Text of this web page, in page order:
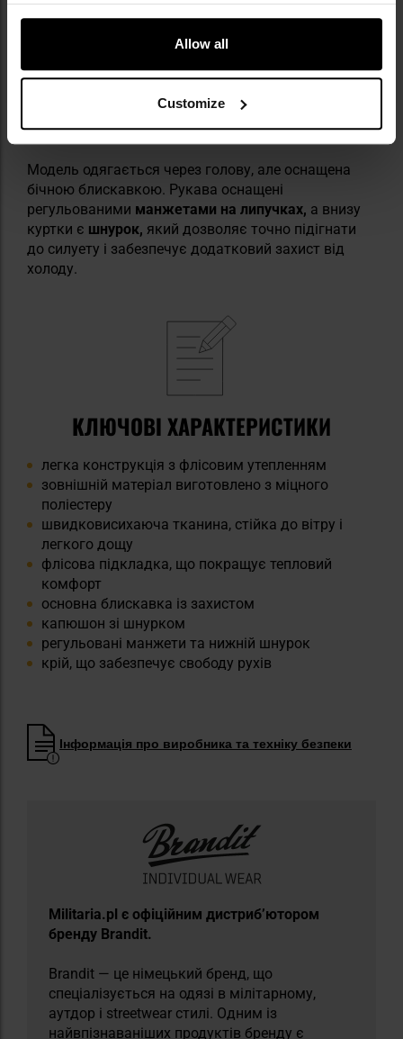
Allow all
Customize
БІЧНИЙ ЗАСТІБКА-БЛИСКАВКА,
РЕГУЛЬОВАНІ МАНЖЕТИ, СТЯЖКА
Модель одягається через голову, але оснащена
бічною блискавкою. Рукава оснащені
регульованими манжетами на липучках, а внизу
куртки є шнурок, який дозволяє точно підігнати
до силуету і забезпечує додатковий захист від
холоду.
КЛЮЧОВІ ХАРАКТЕРИСТИКИ
легка конструкція з флісовим утепленням
зовнішній матеріал виготовлено з міцного
поліестеру
швидковисихаюча тканина, стійка до вітру і
легкого дощу
флісова підкладка, що покращує тепловий
комфорт
основна блискавка із захистом
капюшон зі шнурком
регульовані манжети та нижній шнурок
крій, що забезпечує свободу рухів
Інформація про виробника та техніку безпеки
​Militaria.pl є офіційним дистриб’ютором
бренду Brandit.
Brandit — це німецький бренд, що
спеціалізується на одязі в мілітарному,
аутдор і streetwear стилі. Одним із
найвпізнаваніших продуктів бренду є